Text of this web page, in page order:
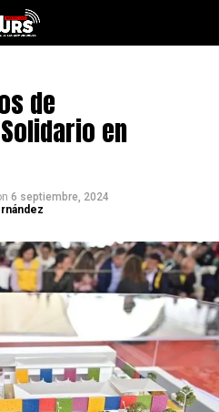
de
en
6 septiembre, 2024